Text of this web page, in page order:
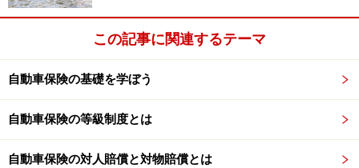
この記事に関連するテーマ
自動車保険の基礎を学ぼう
自動車保険の等級制度とは
自動車保険の対人賠償と対物賠償とは